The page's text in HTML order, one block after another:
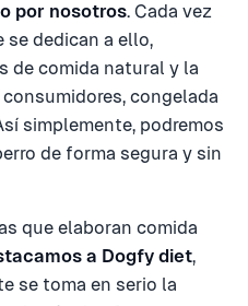
por nosotros. Cada vez
se dedican a ello,
de comida natural y la
congelada
simplemente, podremos
de forma segura y sin
que elaboran comida
a Dogfy diet,
se toma en serio la